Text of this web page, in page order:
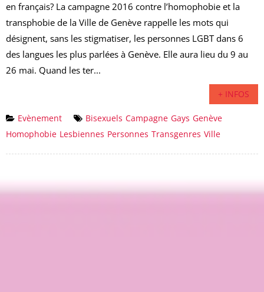
en français? La campagne 2016 contre l’homophobie et la
transphobie de la Ville de Genève rappelle les mots qui
désignent, sans les stigmatiser, les personnes LGBT dans 6
des langues les plus parlées à Genève. Elle aura lieu du 9 au
26 mai. Quand les ter...
+ INFOS
Evènement Bisexuels Campagne Gays Genève
Homophobie Lesbiennes Personnes Transgenres Ville